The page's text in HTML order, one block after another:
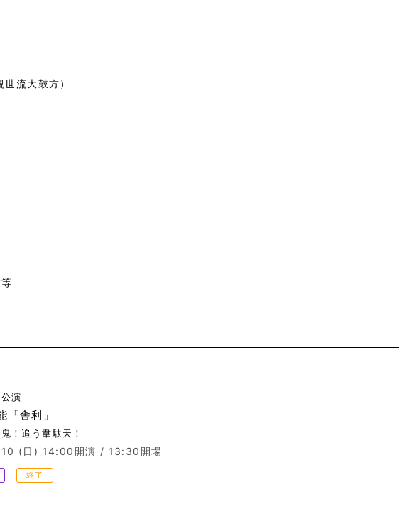
流大鼓方）
演
「舎利」
！追う韋駄天！
(日) 14:00開演 / 13:30開場
終了